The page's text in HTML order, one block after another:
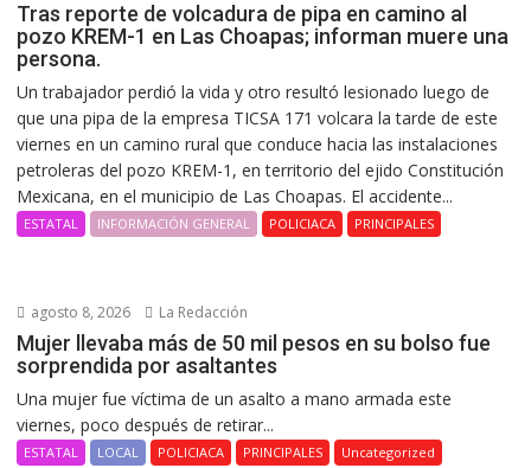
Tras reporte de volcadura de pipa en camino al
pozo KREM-1 en Las Choapas; informan muere una
persona.
Un trabajador perdió la vida y otro resultó lesionado luego de
que una pipa de la empresa TICSA 171 volcara la tarde de este
viernes en un camino rural que conduce hacia las instalaciones
petroleras del pozo KREM-1, en territorio del ejido Constitución
Mexicana, en el municipio de Las Choapas. El accidente...
ESTATAL INFORMACIÓN GENERAL POLICIACA PRINCIPALES
agosto 8, 2026 La Redacción
Mujer llevaba más de 50 mil pesos en su bolso fue
sorprendida por asaltantes
Una mujer fue víctima de un asalto a mano armada este
viernes, poco después de retirar...
ESTATAL LOCAL POLICIACA PRINCIPALES Uncategorized